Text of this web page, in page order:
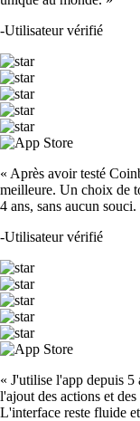
-Utilisateur vérifié
« Après avoir testé
meilleure. Un choix de
4 ans, sans aucun souci.
-Utilisateur vérifié
« J'utilise l'app depuis 5
l'ajout des actions et
L'interface reste fluide